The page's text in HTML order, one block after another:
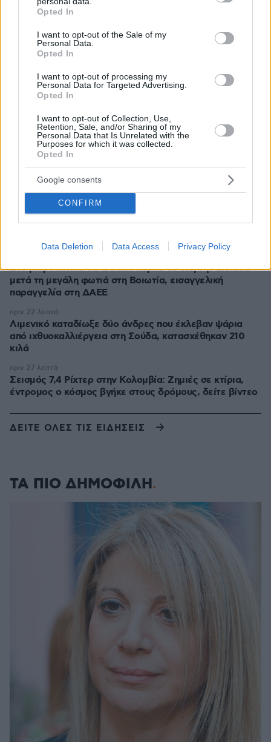
grant or deny consent to Google and its third-party tags to
use your data for below specified purposes in below Google
consent section.
Opted In
I want to opt-out of the Sale of my
Personal Data.
Opted In
I want to opt-out of processing my
Personal Data for Targeted Advertising.
Opted In
I want to opt-out of Collection, Use,
Retention, Sale, and/or Sharing of my
Personal Data that Is Unrelated with the
Purposes for which it was collected.
Opted In
Google consents
CONFIRM
Data Deletion Data Access Privacy Policy
ηγέτης του Ιράν
Πώς διασώθηκε ο 33χρονος από τον βράχο των 20
μέτρων στη Μήλο, δείτε φωτογραφίες από την
επιχείρηση στη Φυριπλάκα
Τα μανικιούρ που επιλέγουμε για τις τελευταίες
πριν 11 λεπτά
Τα 5 πράγματα που δεν πρέπει να κάνετε ποτέ με τα
χέρια σας στη γάτα σας
πριν 11 λεπτά
Το street food στα καλύτερά του: 5 επιλογές σε
αθηναϊκές καντίνες και σουβλατζίδικα
πριν 11 λεπτά
Καλοκαιρινές εικόνες διασημοτήτων που μας εμπνέουν
πριν 18 λεπτά
Στο μικροσκόπιο τα αιολικά πάρκα σε όλη την Ελλάδα
μετά τη μεγάλη φωτιά στη Βοιωτία, εισαγγελική
παραγγελία στη ΔΑΕΕ
Λιμενικό καταδίωξε δύο άνδρες που έκλεβαν ψάρια
από ιχθυοκαλλιέργεια στη Σούδα, κατασχέθηκαν 210
κιλά
πριν 22 λεπτά
Σεισμός 7,4 Ρίχτερ στην Κολομβία: Ζημιές σε κτίρια,
έντρομος ο κόσμος βγήκε στους δρόμους, δείτε βίντεο
πριν 27 λεπτά
ΔΕΙΤΕ ΟΛΕΣ ΤΙΣ ΕΙΔΗΣΕΙΣ
ΤΑ ΠΙΟ ΔΗΜΟΦΙΛΗ